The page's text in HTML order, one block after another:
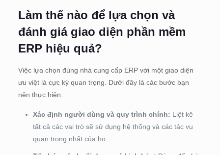
Làm thế nào để lựa chọn và
đánh giá giao diện phần mềm
ERP hiệu quả?
Việc lựa chọn đúng nhà cung cấp ERP với một giao diện
ưu việt là cực kỳ quan trọng. Dưới đây là các bước bạn
nên thực hiện:
Xác định người dùng và quy trình chính: Liệt kê
tất cả các vai trò sẽ sử dụng hệ thống và các tác vụ
quan trọng nhất của họ.